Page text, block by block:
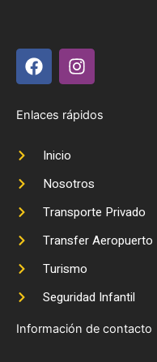
F
a
e
I
n
t
a
Enlaces rápidos
Inicio
Nosotros
Transporte Privado
Transfer Aeropuerto
Turismo
Seguridad Infantil
Información de contacto